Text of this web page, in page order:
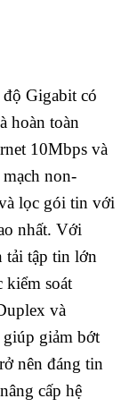
Gigabit có
hoàn toàn
10Mbps và
non-
lọc gói tin với
nhất. Với
tải tập tin lớn
kiểm soát
và
giúp giảm bớt
nên đáng tin
cấp hệ